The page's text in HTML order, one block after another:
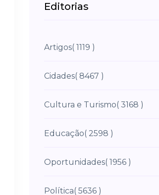
Editorias
Artigos( 1119 )
Cidades( 8467 )
Cultura e Turismo( 3168 )
Educação( 2598 )
Oportunidades( 1956 )
Política( 5636 )